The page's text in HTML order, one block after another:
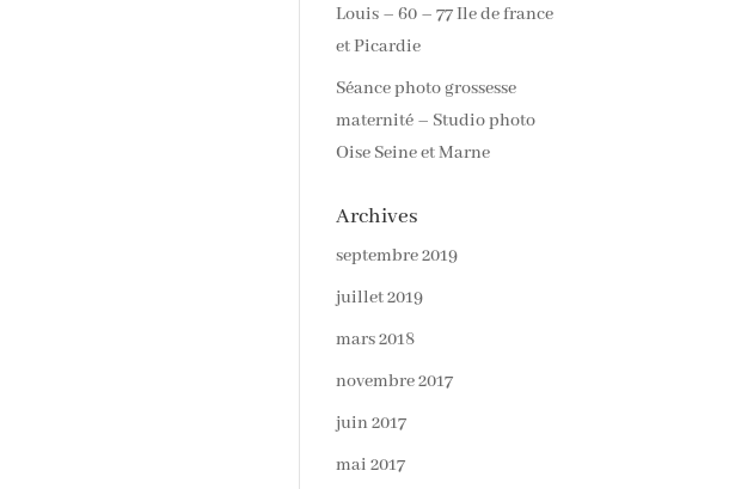
Louis – 60 – 77 Ile de france
et Picardie
Séance photo grossesse
maternité – Studio photo
Oise Seine et Marne
Archives
septembre 2019
juillet 2019
mars 2018
novembre 2017
juin 2017
mai 2017